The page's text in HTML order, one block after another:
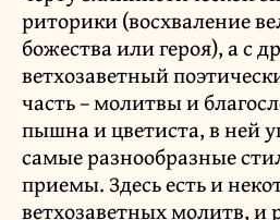
риторики (восхваление
божества или героя), а с
ветхозаветный
часть – молитвы и
пышна и цветиста, в ней
самые разнообразные
приемы. Здесь есть и
ветхозаветных молитв, и